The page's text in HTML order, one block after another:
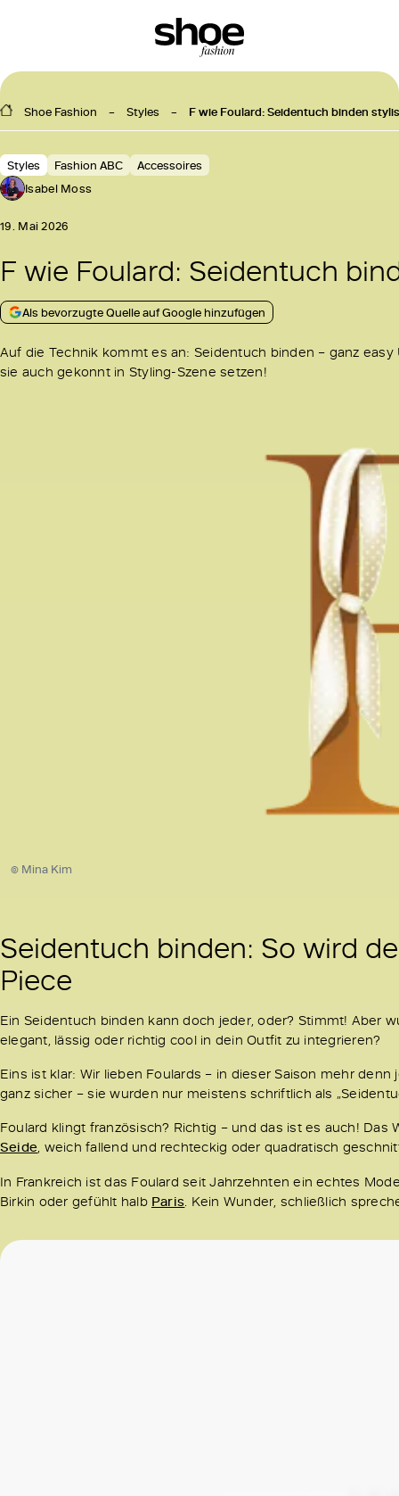
Shoe Fashion Styles F wie Foulard: Seidentuch binden
Styles Fashion ABC
Accessoires
Isabel Moss
19. Mai 2026
F wie Foulard: Seidentuch
Als bevorzugte Quelle auf Google hinzufügen
Auf die Technik kommt es an: Seidentuch binden – ganz
sie auch gekonnt in Styling-Szene setzen!
© Mina Kim
Seidentuch binden: So wird
Piece
Ein Seidentuch binden kann doch jeder, oder? Stimmt! Aber
elegant, lässig oder richtig cool in dein Outfit zu integrieren?
Eins ist klar: Wir lieben Foulards – in dieser Saison mehr
ganz sicher – sie wurden nur meistens schriftlich als
Foulard klingt französisch? Richtig – und das ist es auch!
Seide, weich fallend und rechteckig oder quadratisch
In Frankreich ist das Foulard seit Jahrzehnten ein echtes
Birkin oder gefühlt halb Paris. Kein Wunder, schließlich